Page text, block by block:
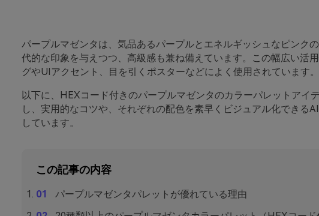
パープルマゼンタは、気品あるパープルとエネルギッシュなピンク
代的な印象を与えつつ、高級感も兼ね備えています。この幅広い活
グやUIアクセント、目を引くポスターなどによく使用されています。
以下に、HEXコード付きのパープルマゼンタのカラーパレットアイ
し、実用的なコツや、それぞれの配色を素早くビジュアル化できる
しています。
この記事の内容
パープルマゼンタパレットが優れている理由